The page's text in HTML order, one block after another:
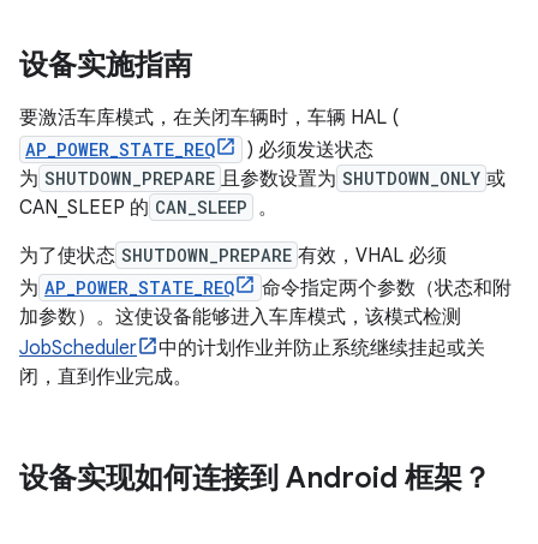
设备实施指南
要激活车库模式，在关闭车辆时，车辆 HAL (
AP_POWER_STATE_REQ
) 必须发送状态
为 SHUTDOWN_PREPARE 且参数设置为 SHUTDOWN_ONLY 或
CAN_SLEEP 的 CAN_SLEEP 。
为了使状态 SHUTDOWN_PREPARE 有效，VHAL 必须
为 AP_POWER_STATE_REQ
命令指定两个参数（状态和附
加参数）。这使设备能够进入车库模式，该模式检测
JobScheduler
中的计划作业并防止系统继续挂起或关
闭，直到作业完成。
设备实现如何连接到 Android 框架？